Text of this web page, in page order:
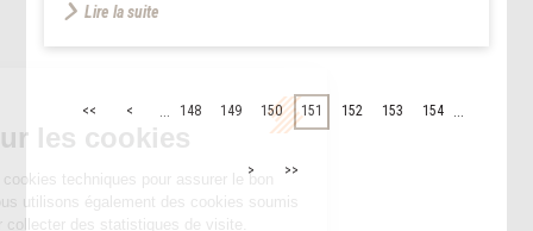
Lire la suite
<< < 148 149 150 151 152 153 154
> >>